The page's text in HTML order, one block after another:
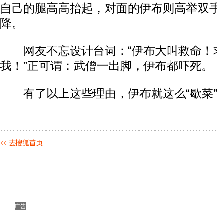
自己的腿高高抬起，对面的伊布则高举双
降。
网友不忘设计台词：“伊布大叫救命！
我！”正可谓：武僧一出脚，伊布都吓死。
有了以上这些理由，伊布就这么“歇菜
广告